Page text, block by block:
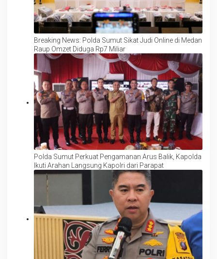
Breaking News: Polda Sumut Sikat Judi Online di Medan
Raup Omzet Diduga Rp7 Miliar
Polda Sumut Perkuat Pengamanan Arus Balik, Kapolda
Ikuti Arahan Langsung Kapolri dari Parapat